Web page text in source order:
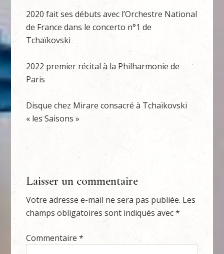
2020 fait ses débuts avec l’Orchestre National
de France dans le concerto n°1 de
Tchaïkovski
2022 premier récital à la Philharmonie de
Paris
Disque chez Mirare consacré à Tchaïkovski
« les Saisons »
Laisser un commentaire
Votre adresse e-mail ne sera pas publiée. Les
champs obligatoires sont indiqués avec*
Commentaire*